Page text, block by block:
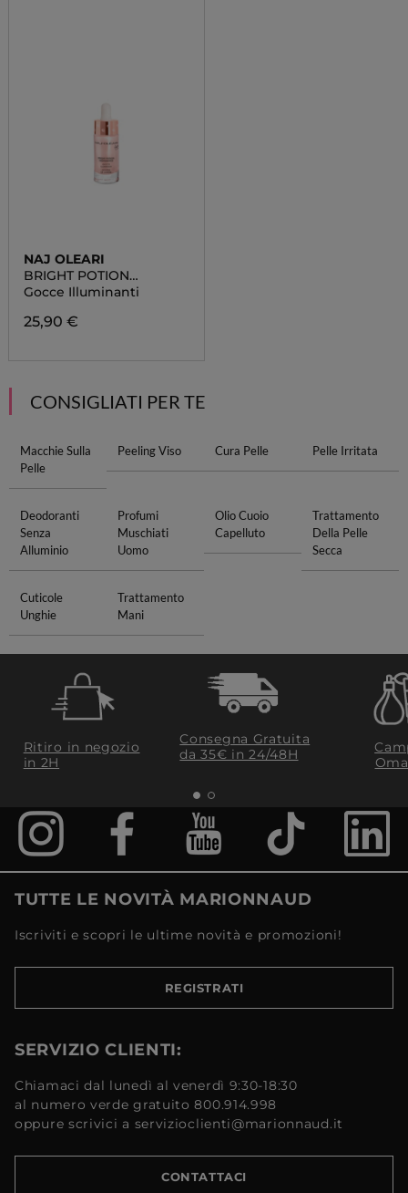
NAJ OLEARI
BRIGHT POTION
HIGHLIGHTER
Gocce Illuminanti
25,90 €
CONSIGLIATI PER TE
Macchie Sulla
Pelle
Peeling Viso Cura Pelle Pelle Irritata
Deodoranti
Senza
Alluminio
Profumi
Muschiati
Uomo
Olio Cuoio
Capelluto
Trattamento
Della Pelle
Secca
Cuticole
Unghie
Trattamento
Mani
Ritiro in negozio
in 2H
Consegna Gratuita
da 35€​ in 24/48H
TUTTE LE NOVITÀ MARIONNAUD
Iscriviti e scopri le ultime novità e promozioni!
REGISTRATI
SERVIZIO CLIENTI:
Chiamaci dal lunedì al venerdì 9:30-18:30
al numero verde gratuito 800.914.998
oppure scrivici a servizioclienti@marionnaud.it
CONTATTACI